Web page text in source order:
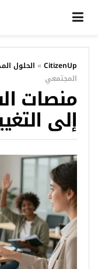
CitizenUp
» الحلول
المجتمعي
منصات
إلى